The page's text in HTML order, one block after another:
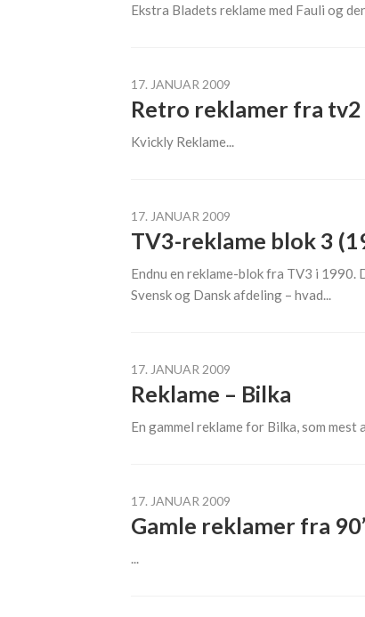
Ekstra Bladets reklame med Fauli og
17. JANUAR 2009
Retro reklamer fra tv2
Kvickly Reklame...
17. JANUAR 2009
TV3-reklame blok 3
Endnu en reklame-blok fra TV3 i 1990.
Svensk og Dansk afdeling – hvad...
17. JANUAR 2009
Reklame – Bilka
En gammel reklame for Bilka, som mest
17. JANUAR 2009
Gamle reklamer fra
...